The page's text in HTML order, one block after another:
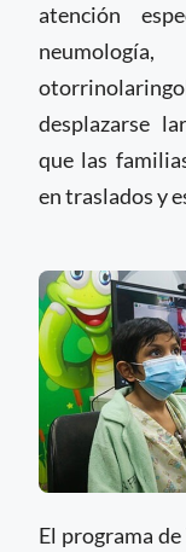
atención
desplazarse
que las
en traslados y
El programa de